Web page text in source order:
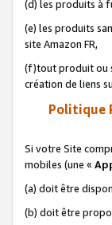
(d) les produits à
(e) les produits
site Amazon FR,
(f)tout produit ou
création de liens
Politique
Si votre Site
mobiles (une «
(a) doit être
(b) doit être